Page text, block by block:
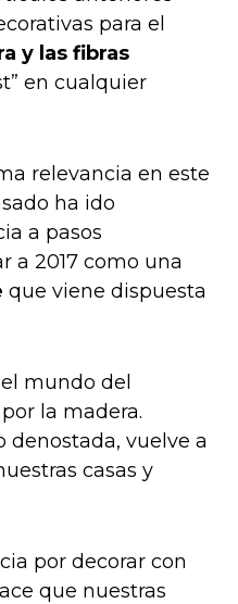
para el
y las fibras
en cualquier
relevancia en este
ha ido
a pasos
a 2017 como una
que viene dispuesta
mundo del
por la madera.
vuelve a
casas y
por decorar con
que nuestras